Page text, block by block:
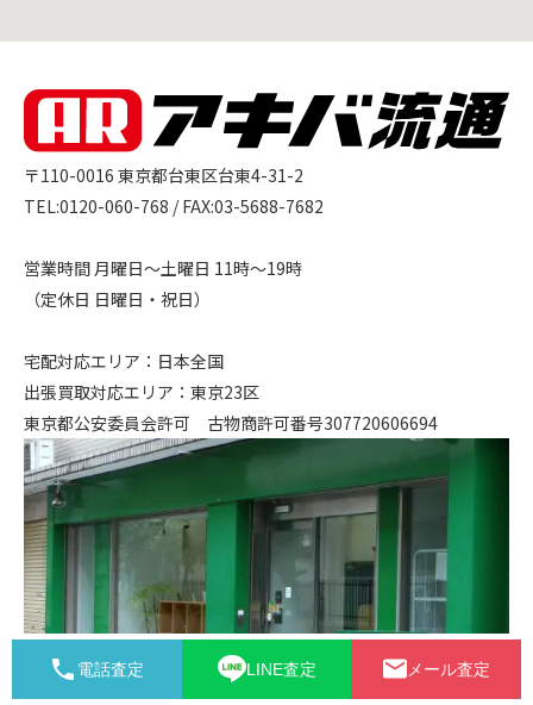
〒110-0016 東京都台東区台東4-31-2
TEL:0120-060-768 / FAX:03-5688-7682
営業時間 月曜日〜土曜日 11時〜19時
（定休日 日曜日・祝日）
宅配対応エリア：日本全国
出張買取対応エリア：東京23区
東京都公安委員会許可　古物商許可番号307720606694
電話査定 LINE査定 メール査定